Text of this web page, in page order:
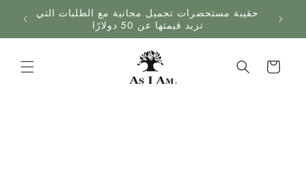
إلى
المحتوى
حقيبة مستحضرات تجميل مجانية مع الطلبات التي
تزيد قيمتها عن 50 دولارًا
عَرَبَة
نَقْل